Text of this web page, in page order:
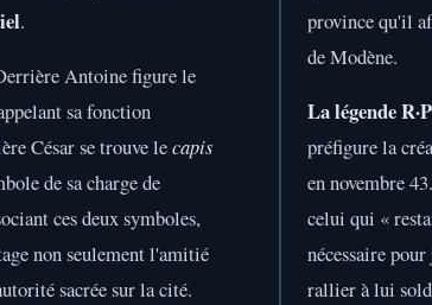
.
Antoine figure le
sa fonction
César se trouve lecapis
de sa charge de
ces deux symboles,
non seulement l'amitié
sacrée sur la cité.
province qu'il
de Modène.
La légende
préfigure la
en novembre
celui qui «
nécessaire
rallier à lui